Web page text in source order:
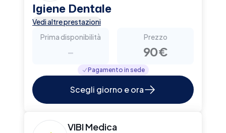
Igiene Dentale
Vedi altre prestazioni
Prima disponibilità
-
Prezzo
90€
Pagamento in sede
Scegli giorno e ora
VIBI Medica